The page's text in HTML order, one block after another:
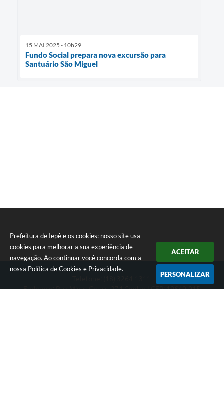
Prefeitura de Iepê e os cookies: nosso site usa
cookies para melhorar a sua experiência de
navegação. Ao continuar você concorda com a
nossa Política de Cookies e Privacidade.
ACEITAR
PERSONALIZAR
15 MAI 2025 - 10h29
Fundo Social prepara nova excursão para
Santuário São Miguel
Endereço: Rua Minas Gerais, 274 Centro | CEP: 19640-015